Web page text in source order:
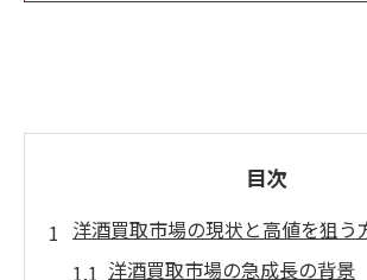
目次
洋酒買取市場の現状と高値を狙う
洋酒買取市場の急成長の背景